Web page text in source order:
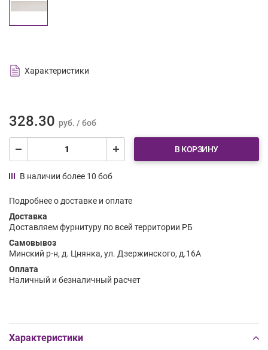
Характеристики
328.30 руб. / боб
В КОРЗИНУ
В наличии более 10 боб
Подробнее о доставке и оплате
Доставка
Доставляем фурнитуру по всей территории РБ
Самовывоз
Минский р-н, д. Цнянка, ул. Дзержинского, д.16А
Оплата
Наличный и безналичный расчет
Характеристики